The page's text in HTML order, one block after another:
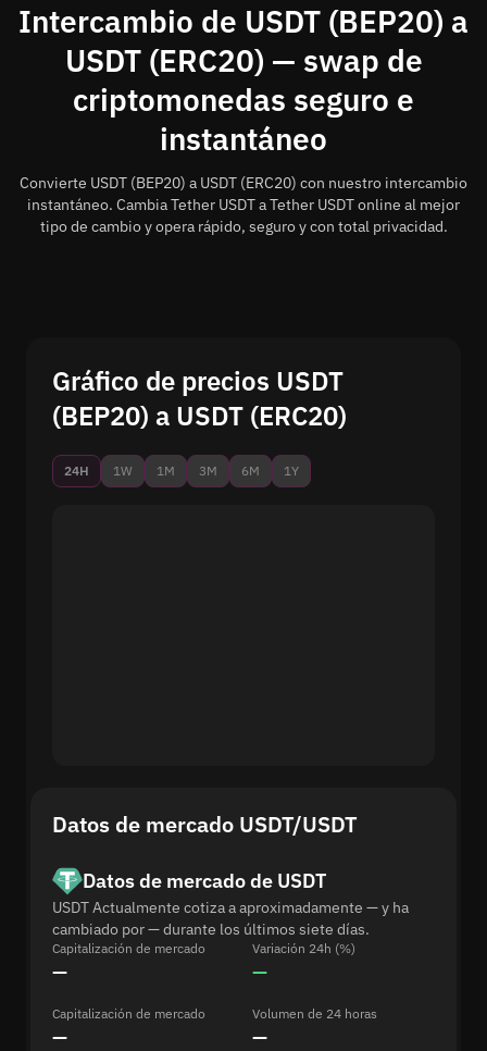
Intercambio de USDT (BEP20) a
USDT (ERC20) — swap de
criptomonedas seguro e
instantáneo
Convierte USDT (BEP20) a USDT (ERC20) con nuestro intercambio
instantáneo. Cambia Tether USDT a Tether USDT online al mejor
tipo de cambio y opera rápido, seguro y con total privacidad.
Gráfico de precios USDT
(BEP20) a USDT (ERC20)
24H 1W 1M 3M 6M 1Y
Datos de mercado USDT/USDT
Datos de mercado de USDT
USDT Actualmente cotiza a aproximadamente — y ha
cambiado por — durante los últimos siete días.
Capitalización de mercado
—
Variación 24h (%)
—
Capitalización de mercado
—
Volumen de 24 horas
—